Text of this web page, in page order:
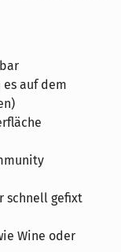
auf dem
schnell gefixt
Wine oder